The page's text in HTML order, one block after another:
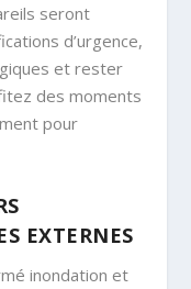
seront
d’urgence,
et rester
des moments
pour
EXTERNES
inondation et